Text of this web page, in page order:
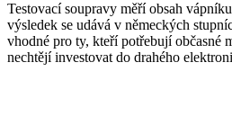
Testovací soupravy měří obsah
výsledek se udává v německých
vhodné pro ty, kteří potřebují občasné
nechtějí investovat do drahého